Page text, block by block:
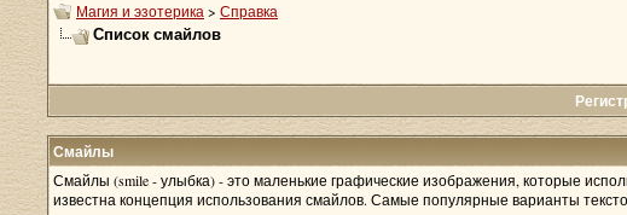
Магия и эзотерика > Справка
Список смайлов
Смайлы
Смайлы (smile - улыбка) - это маленькие графические изображения, которые
известна концепция использования смайлов. Самые популярные варианты